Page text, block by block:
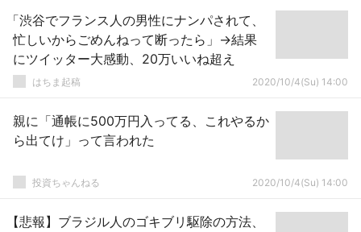
「渋谷でフランス人の男性にナンパされて、
忙しいからごめんねって断ったら」→結果
にツイッター大感動、20万いいね超え
はちま起稿 2020/10/4(Su) 14:00
親に「通帳に500万円入ってる、これやるか
ら出てけ」って言われた
投資ちゃんねる 2020/10/4(Su) 14:00
【悲報】ブラジル人のゴキブリ駆除の方法、